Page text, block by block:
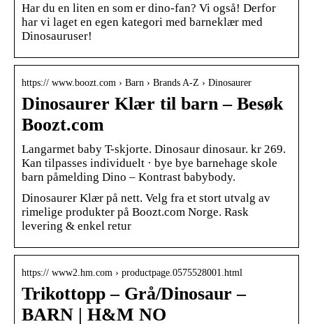
Har du en liten en som er dino-fan? Vi også! Derfor
har vi laget en egen kategori med barneklær med
Dinosauruser!
https:// www.boozt.com › Barn › Brands A-Z › Dinosaurer
Dinosaurer Klær til barn – Besøk
Boozt.com
Langarmet baby T-skjorte. Dinosaur dinosaur. kr 269.
Kan tilpasses individuelt · bye bye barnehage skole
barn påmelding Dino – Kontrast babybody.
Dinosaurer Klær på nett. Velg fra et stort utvalg av
rimelige produkter på Boozt.com Norge. Rask
levering & enkel retur
https:// www2.hm.com › productpage.0575528001.html
Trikottopp – Grå/Dinosaur –
BARN | H&M NO